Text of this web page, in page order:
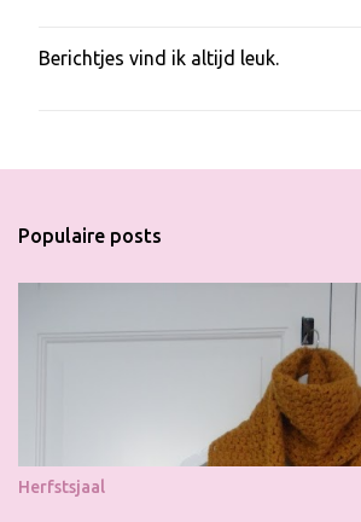
E
a
i
p
Berichtjes vind ik altijd leuk.
Populaire posts
Herfstsjaal